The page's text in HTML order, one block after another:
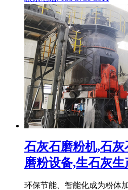
石灰石磨粉机,石
磨粉设备,生石灰生
环保节能、智能化成为粉体